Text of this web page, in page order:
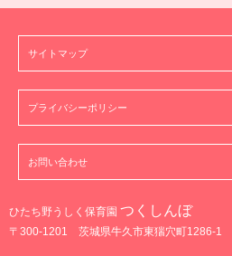
サイトマップ
プライバシーポリシー
お問い合わせ
ひたち野うしく保育園 つくしんぼ
〒300-1201 茨城県牛久市東猯穴町1286-1